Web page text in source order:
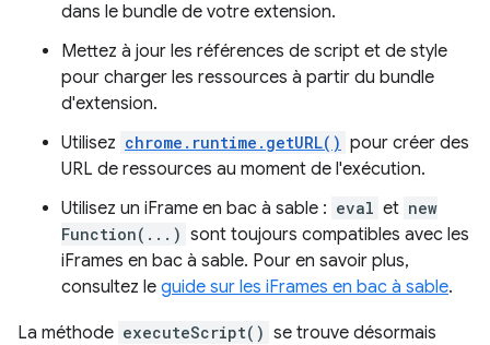
dans le bundle de votre extension.
Mettez à jour les références de script et de style
pour charger les ressources à partir du bundle
d'extension.
Utilisez chrome.runtime.getURL() pour créer des
URL de ressources au moment de l'exécution.
Utilisez un iFrame en bac à sable : eval et new
Function(...) sont toujours compatibles avec les
iFrames en bac à sable. Pour en savoir plus,
consultez le guide sur les iFrames en bac à sable.
La méthode executeScript() se trouve désormais